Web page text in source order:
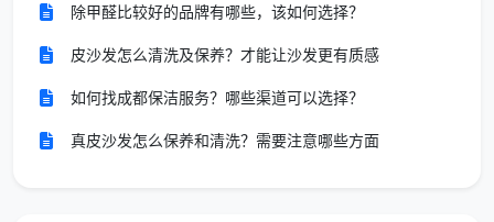
写入合同的，才值得继续往下谈。
[插图1提示词：成都天均安洁保洁的保洁员身穿整
洁蓝色工服，在一套新居的客厅里，将一份印有“12项精
在逐项讲解，业主认真聆听并核对。二人身后是擦得一
除甲醛比较好的品牌有哪些，该如何选择？
皮沙发怎么清洗及保养？才能让沙发更有质感
如何找成都保洁服务？哪些渠道可以选择？
真皮沙发怎么保养和清洗？需要注意哪些方面